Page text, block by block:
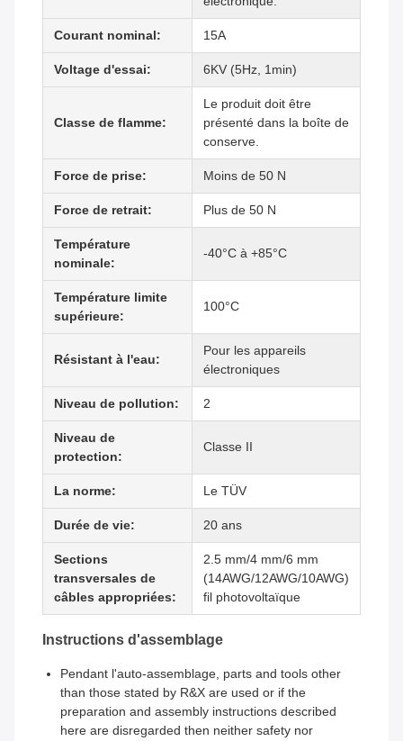
Courant nominal: 15A
Voltage d'essai: 6KV (5Hz, 1min)
Classe de flamme:
Le produit doit être
présenté dans la boîte de
conserve.
Force de prise: Moins de 50 N
Force de retrait: Plus de 50 N
Température
nominale:
-40°C à +85°C
Température limite
supérieure:
100°C
Résistant à l'eau:
Pour les appareils
électroniques
Niveau de pollution: 2
Niveau de
protection:
Classe II
La norme: Le TÜV
Durée de vie: 20 ans
Sections
transversales de
câbles appropriées:
2.5 mm/4 mm/6 mm
(14AWG/12AWG/10AWG)
fil photovoltaïque
Instructions d'assemblage
Pendant l'auto-assemblage, parts and tools other
than those stated by R&X are used or if the
preparation and assembly instructions described
here are disregarded then neither safety nor